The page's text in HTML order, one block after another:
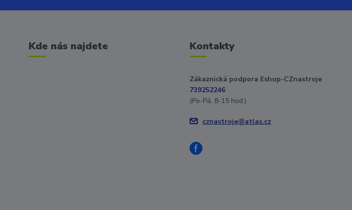
Kde nás najdete Kontakty
Zákaznická podpora Eshop-CZnastroje
739252246
(Po-Pá, 8-15 hod.)
cznastroje@atlas.cz